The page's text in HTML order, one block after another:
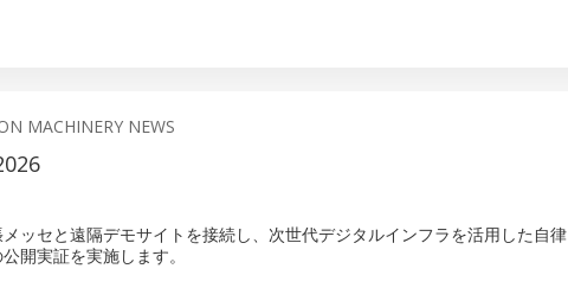
MACHINERY NEWS
ッセと遠隔デモサイトを接続し、次世代デジタルインフラを活用した自律
開実証を実施します。